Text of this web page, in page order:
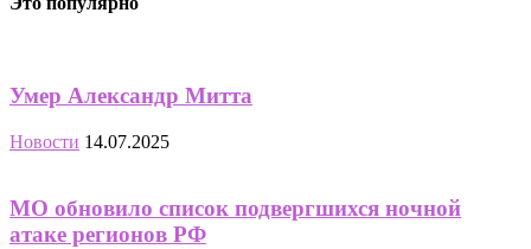
Умер Александр Митта
Новости 14.07.2025
МО обновило список подвергшихся ночной
атаке регионов РФ